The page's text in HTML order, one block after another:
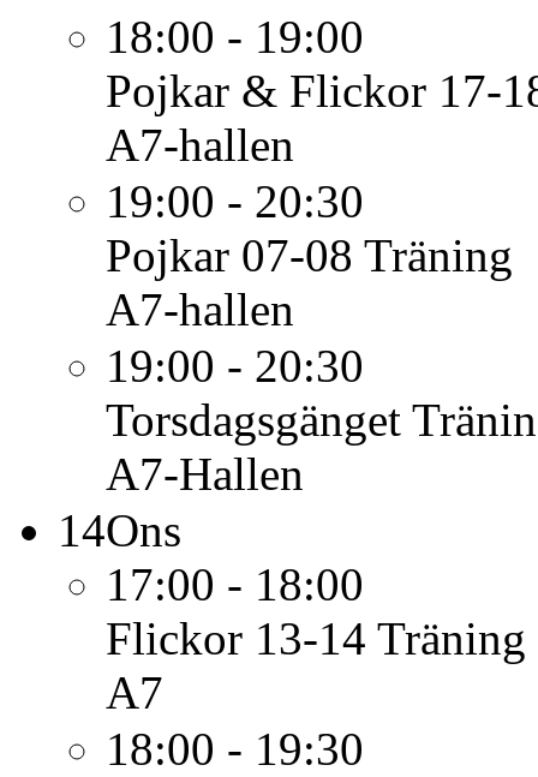
18:00 - 19:00
Pojkar & Flickor 17-
A7-hallen
19:00 - 20:30
Pojkar 07-08 Träning
A7-hallen
19:00 - 20:30
Torsdagsgänget
A7-Hallen
14Ons
17:00 - 18:00
Flickor 13-14 Träning
A7
18:00 - 19:30